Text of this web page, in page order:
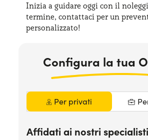
Serve assistenza?
Inizia a guidare oggi con il
termine, contattaci per un
personalizzato!
Configura la tua
Per privati
Affidati ai nostri